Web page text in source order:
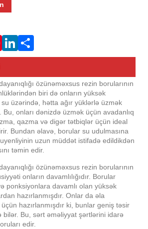
özünəməxsus rezin borularının
biri də onların yüksək
su üzərində, hətta ağır yüklərlə üzmək
Bu, onları dənizdə üzmək üçün avadanlıq
qazma və digər tətbiqlər üçün ideal
Bundan əlavə, borular su udulmasına
uzun müddət istifadə edildikdən
təmin edir.
özünəməxsus rezin borularının
onların davamlılığıdır. Borular
ponksiyonlara davamlı olan yüksək
hazırlanmışdır. Onlar da əla
hazırlanmışdır ki, bunlar geniş təsir
bilər. Bu, sərt əməliyyat şərtlərini idarə
edir.